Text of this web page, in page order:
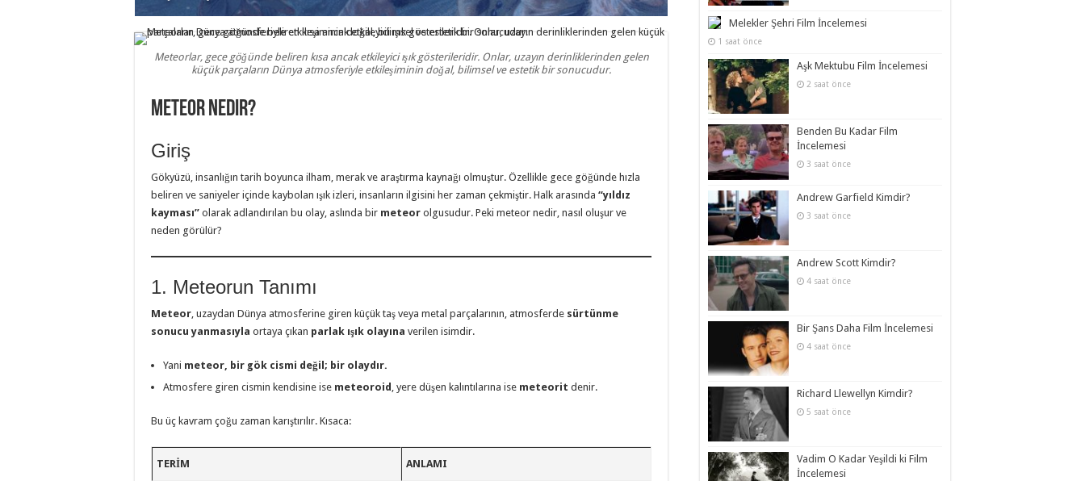
Meteorlar, gece göğünde beliren kısa ancak etkileyici ışık gösterileridir. Onlar, uzayın derinliklerinden gelen
küçük parçaların Dünya atmosferiyle etkileşiminin doğal, bilimsel ve estetik bir sonucudur.
Meteor Nedir?
Giriş
Gökyüzü, insanlığın tarih boyunca ilham, merak ve araştırma kaynağı olmuştur. Özellikle gece göğünde hızla
beliren ve saniyeler içinde kaybolan ışık izleri, insanların ilgisini her zaman çekmiştir. Halk arasında “yıldız
kayması” olarak adlandırılan bu olay, aslında bir meteor olgusudur. Peki meteor nedir, nasıl oluşur ve
neden görülür?
1. Meteorun Tanımı
Meteor , uzaydan Dünya atmosferine giren küçük taş veya metal parçalarının, atmosferde sürtünme
sonucu yanmasıyla ortaya çıkan parlak ışık olayına verilen isimdir.
Yani meteor, bir gök cismi değil; bir olaydır.
Atmosfere giren cismin kendisine ise meteoroid , yere düşen kalıntılarına ise meteorit denir.
Bu üç kavram çoğu zaman karıştırılır. Kısaca:
TERIM ANLAMI
Melekler Şehri Film İncelemesi
1 saat önce
Aşk Mektubu Film İncelemesi
2 saat önce
Benden Bu Kadar Film
İncelemesi
3 saat önce
Andrew Garfield Kimdir?
3 saat önce
Andrew Scott Kimdir?
4 saat önce
Bir Şans Daha Film İncelemesi
4 saat önce
Richard Llewellyn Kimdir?
5 saat önce
Vadim O Kadar Yeşildi ki Film
İncelemesi